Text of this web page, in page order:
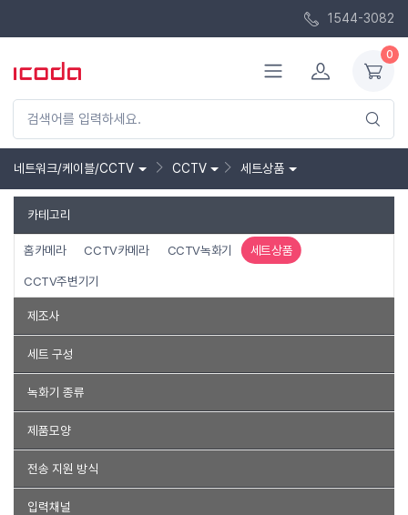
1544-3082
0
네트워크/케이블/CCTV CCTV 세트상품
카테고리
홈카메라 CCTV카메라 CCTV녹화기 세트상품
CCTV주변기기
제조사
오피네트웍스
세트 구성
녹화기+카메라 1대
녹화기 종류
DVR NVR
제품모양
독립형
전송 지원 방식
IP AHD
입력채널